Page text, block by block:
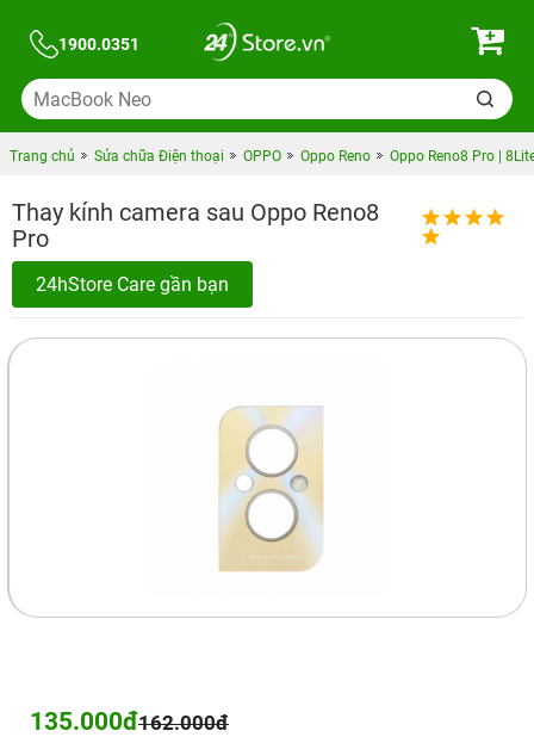
1900.0351
Trang chủ Sửa chữa Điện thoại OPPO Oppo Reno Oppo Reno8 Pro |
Thay kính camera sau Oppo Reno8
Pro
24hStore Care gần bạn
135.000đ162.000đ